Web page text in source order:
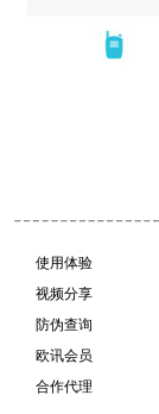
使用体验
视频分享
防伪查询
欧讯会员
合作代理